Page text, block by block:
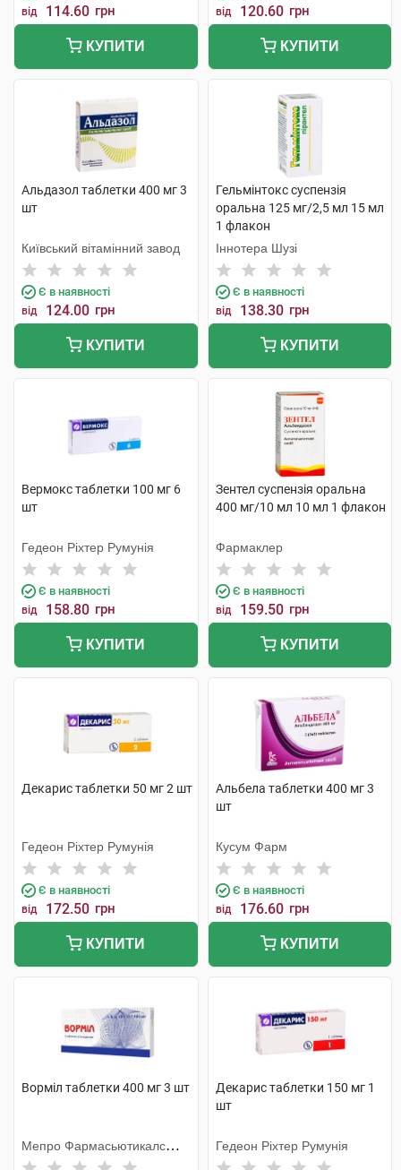
від 114.60 грн
КУПИТИ
від 120.60 грн
КУПИТИ
Альдазол таблетки 400 мг 3
шт
Київський вітамінний завод
Є в наявності
від 124.00 грн
КУПИТИ
Гельмінтокс суспензія
оральна 125 мг/2,5 мл 15 мл
1 флакон
Іннотера Шузі
Є в наявності
від 138.30 грн
КУПИТИ
Вермокс таблетки 100 мг 6
шт
Гедеон Ріхтер Румунія
Є в наявності
від 158.80 грн
КУПИТИ
Зентел суспензія оральна
400 мг/10 мл 10 мл 1 флакон
Фармаклер
Є в наявності
від 159.50 грн
КУПИТИ
Декарис таблетки 50 мг 2 шт
Гедеон Ріхтер Румунія
Є в наявності
від 172.50 грн
КУПИТИ
Альбела таблетки 400 мг 3
шт
Кусум Фарм
Є в наявності
від 176.60 грн
КУПИТИ
Ворміл таблетки 400 мг 3 шт
Мепро Фармасьютикалс
Пріват
Декарис таблетки 150 мг 1
шт
Гедеон Ріхтер Румунія